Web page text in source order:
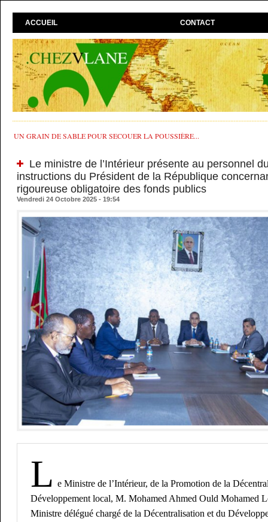
ACCUEIL CONTACT
UN GRAIN DE SABLE POUR SECOUER LA POUSSIÈRE...
Le ministre de l’Intérieur présente au personnel
instructions du Président de la République
rigoureuse obligatoire des fonds publics
Vendredi 24 Octobre 2025 - 19:54
L e Ministre de l’Intérieur, de la Promotion de la
Développement local, M. Mohamed Ahmed Ould Mohamed
Ministre délégué chargé de la Décentralisation et du